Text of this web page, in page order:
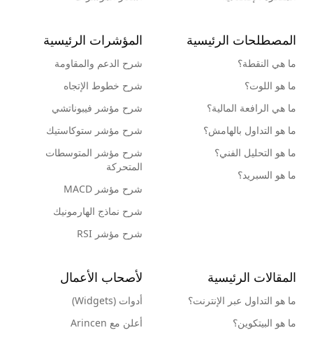
المصطلحات الرئيسية
ما هي النقطة؟
ما هو اللوت؟
ما هي الرافعة المالية؟
ما هو التداول بالهامش؟
ما هو التحليل الفني؟
ما هو السبريد؟
المؤشرات الرئيسية
شرح الدعم والمقاومة
شرح خطوط الإتجاه
شرح مؤشر فيبوناتشي
شرح مؤشر ستوكاستيك
شرح مؤشر المتوسطات
المتحركة
شرح مؤشر MACD
شرح نماذج الهارمونيك
شرح مؤشر RSI
المقالات الرئيسية
ما هو التداول عبر الإنترنت؟
ما هو البيتكوين؟
لأصحاب الأعمال
أدوات (Widgets)
أعلن مع Arincen